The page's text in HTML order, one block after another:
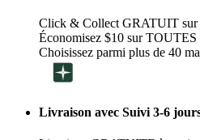
Click & Collect GRATUIT sur
Économisez $10 sur TOUTES
Choisissez parmi plus de 40
Livraison avec Suivi 3-6